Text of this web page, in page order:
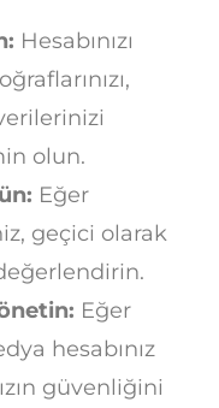
Hesabınızı
olun.
Eğer
geçici olarak
Eğer
hesabınız
güvenliğini